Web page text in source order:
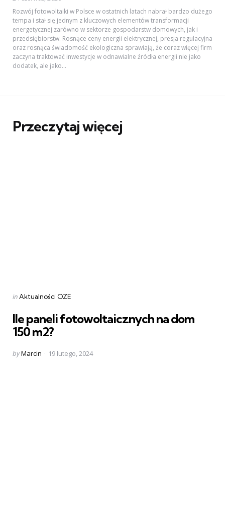
Rozwój fotowoltaiki w Polsce w ostatnich latach nabrał bardzo dużego
tempa i stał się jednym z kluczowych elementów transformacji
energetycznej zarówno w sektorze gospodarstw domowych, jak i
przedsiębiorstw. Rosnące ceny energii elektrycznej, presja regulacyjna
oraz rosnąca świadomość ekologiczna sprawiają, że coraz więcej firm
zaczyna traktować inwestycje w odnawialne źródła energii nie jako
dodatek, ale jako...
Przeczytaj więcej
Categories
Posted
inAktualności OZE
Ile paneli fotowoltaicznych na dom
150 m2?
Posted
byMarcin 19 lutego, 2024